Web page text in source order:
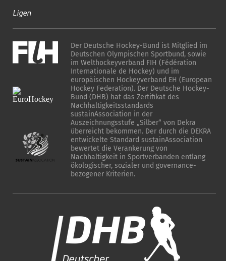
Ligen
Der Deutsche Hockey-Bund ist Mitglied im
Deutschen Olympischen Sportbund, sowie
im Welthockeyverband FIH (Fédération
Internationale de Hockey) und im
europäischen Hockeyverband EH (European
Hockey Federation). Der Deutsche Hockey-
Bund (DHB) hat das Zertifikat des
Nachhaltigkeitsstandards
sustainAssociation in der
Auszeichnungsstufe „Silber“ von Dekra
überreicht bekommen. Der durch die DEKRA
entwickelte Standard sustainAssociation
bewertet die Verankerung von
Nachhaltigkeit in Sportverbänden entlang
ökologischer, sozialer und governance-
bezogener Kriterien.